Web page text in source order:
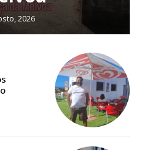
os conteúdos exclusivos e versões
2026